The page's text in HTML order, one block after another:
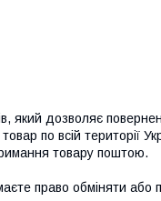
який дозволяє
по всій території
товару поштою.
право обміняти